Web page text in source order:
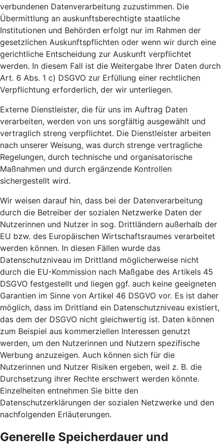
verbundenen Datenverarbeitung zuzustimmen. Die
Übermittlung an auskunftsberechtigte staatliche
Institutionen und Behörden erfolgt nur im Rahmen der
gesetzlichen Auskunftspflichten oder wenn wir durch eine
gerichtliche Entscheidung zur Auskunft verpflichtet
werden. In diesem Fall ist die Weitergabe Ihrer Daten durch
Art. 6 Abs. 1 c) DSGVO zur Erfüllung einer rechtlichen
Verpflichtung erforderlich, der wir unterliegen.
Externe Dienstleister, die für uns im Auftrag Daten
verarbeiten, werden von uns sorgfältig ausgewählt und
vertraglich streng verpflichtet. Die Dienstleister arbeiten
nach unserer Weisung, was durch strenge vertragliche
Regelungen, durch technische und organisatorische
Maßnahmen und durch ergänzende Kontrollen
sichergestellt wird.
Wir weisen darauf hin, dass bei der Datenverarbeitung
durch die Betreiber der sozialen Netzwerke Daten der
Nutzerinnen und Nutzer in sog. Drittländern außerhalb der
EU bzw. des Europäischen Wirtschaftsraumes verarbeitet
werden können. In diesen Fällen wurde das
Datenschutzniveau im Drittland möglicherweise nicht
durch die EU-Kommission nach Maßgabe des Artikels 45
DSGVO festgestellt und liegen ggf. auch keine geeigneten
Garantien im Sinne von Artikel 46 DSGVO vor. Es ist daher
möglich, dass im Drittland ein Datenschutzniveau existiert,
das dem der DSGVO nicht gleichwertig ist. Daten können
zum Beispiel aus kommerziellen Interessen genutzt
werden, um den Nutzerinnen und Nutzern spezifische
Werbung anzuzeigen. Auch können sich für die
Nutzerinnen und Nutzer Risiken ergeben, weil z. B. die
Durchsetzung ihrer Rechte erschwert werden könnte.
Einzelheiten entnehmen Sie bitte den
Datenschutzerklärungen der sozialen Netzwerke und den
nachfolgenden Erläuterungen.
Generelle Speicherdauer und